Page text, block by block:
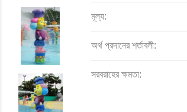
মূল্য:
অর্থ প্রদানের শর্তাবলী:
সরবরাহের ক্ষমতা: